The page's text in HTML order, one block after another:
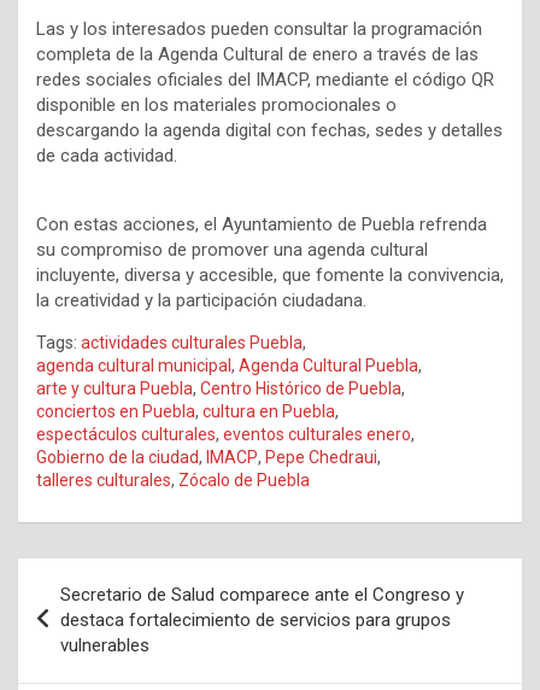
Las y los interesados pueden consultar la programación
completa de la Agenda Cultural de enero a través de las
redes sociales oficiales del IMACP, mediante el código QR
disponible en los materiales promocionales o
descargando la agenda digital con fechas, sedes y detalles
de cada actividad.
Con estas acciones, el Ayuntamiento de Puebla refrenda
su compromiso de promover una agenda cultural
incluyente, diversa y accesible, que fomente la convivencia,
la creatividad y la participación ciudadana.
Tags: actividades culturales Puebla,
agenda cultural municipal , Agenda Cultural Puebla,
arte y cultura Puebla, Centro Histórico de Puebla,
conciertos en Puebla, cultura en Puebla,
espectáculos culturales, eventos culturales enero,
Gobierno de la ciudad, IMACP, Pepe Chedraui,
talleres culturales, Zócalo de Puebla
de
entradas
Secretario de Salud comparece ante el Congreso y
destaca fortalecimiento de servicios para grupos
vulnerables